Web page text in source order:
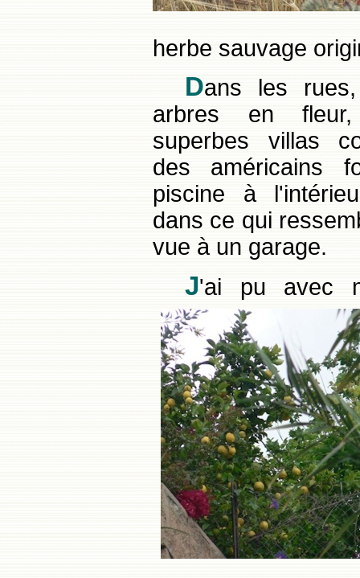
herbe sauvage
Dans les
arbres en
superbes villas
des américains
piscine à
dans ce qui
vue à un garage.
J'ai pu avec